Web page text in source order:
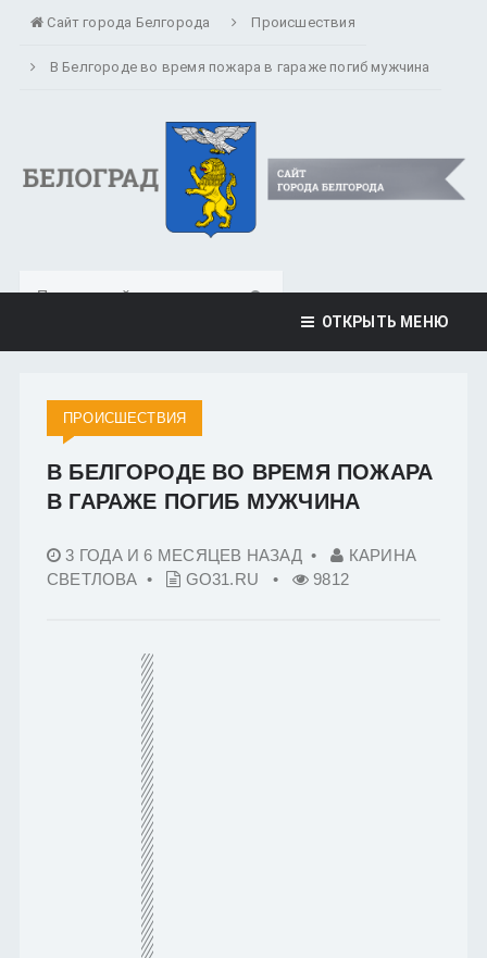
Сайт города Белгорода Происшествия
В Белгороде во время пожара в гараже погиб мужчина
ОТКРЫТЬ МЕНЮ
ПРОИСШЕСТВИЯ
В БЕЛГОРОДЕ ВО ВРЕМЯ ПОЖАРА
В ГАРАЖЕ ПОГИБ МУЖЧИНА
3 ГОДА И 6 МЕСЯЦЕВ НАЗАД •
КАРИНА
СВЕТЛОВА •
GO31.RU • 9812